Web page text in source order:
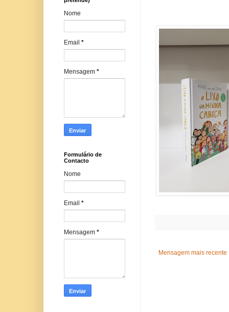
Mensagem mais recente
Nome
Email *
Mensagem *
Formulário de
Contacto
Nome
Email *
Mensagem *